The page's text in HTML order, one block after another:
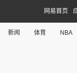
网易首页
新闻 体育 NBA